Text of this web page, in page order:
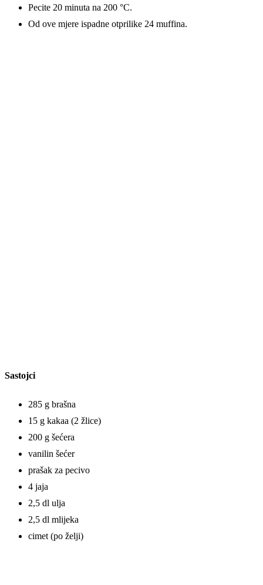
Pecite 20 minuta na 200 °C.
Od ove mjere ispadne otprilike 24 muffina.
Sastojci
285 g brašna
15 g kakaa (2 žlice)
200 g šećera
vanilin šećer
prašak za pecivo
4 jaja
2,5 dl ulja
2,5 dl mlijeka
cimet (po želji)